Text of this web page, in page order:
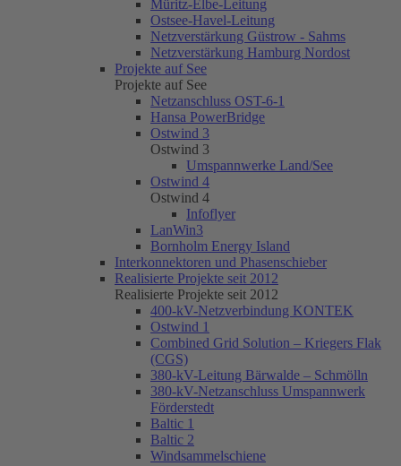
Müritz-Elbe-Leitung
Ostsee-Havel-Leitung
Netzverstärkung Güstrow - Sahms
Netzverstärkung Hamburg Nordost
Projekte auf See
Projekte auf See
Netzanschluss OST-6-1
Hansa PowerBridge
Ostwind 3
Ostwind 3
Umspannwerke Land/See
Ostwind 4
Ostwind 4
Infoflyer
LanWin3
Bornholm Energy Island
Interkonnektoren und Phasenschieber
Realisierte Projekte seit 2012
Realisierte Projekte seit 2012
400-kV-Netzverbindung KONTEK
Ostwind 1
Combined Grid Solution – Kriegers Flak
(CGS)
380-kV-Leitung Bärwalde – Schmölln
380-kV-Netzanschluss Umspannwerk
Förderstedt
Baltic 1
Baltic 2
Windsammelschiene